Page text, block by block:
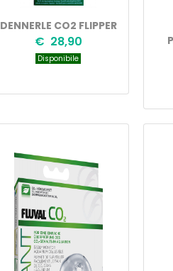
DENNERLE CO2 FLIPPER
€ 28,90
Disponibile